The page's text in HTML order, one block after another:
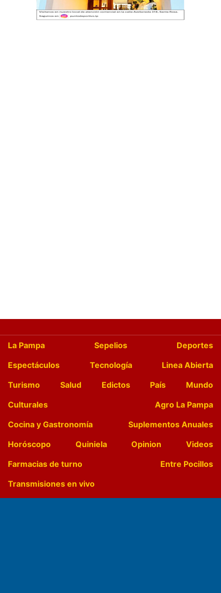
La Pampa Sepelios
Deportes
Espectáculos
Tecnología
Linea Abierta
Turismo
Salud Edictos País
Mundo
Culturales
Agro La Pampa
Cocina y Gastronomía
Suplementos Anuales
Horóscopo
Quiniela Opinion
Videos
Farmacias de turno
Entre Pocillos
Transmisiones en vivo